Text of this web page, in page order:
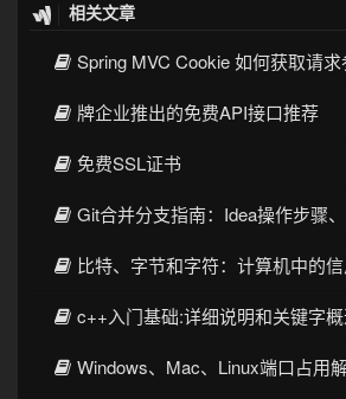
相关文章
Spring MVC Cookie 如何获取请
牌企业推出的免费API接口推荐
免费SSL证书
Git合并分支指南：Idea操作步骤、冲突解决和
比特、字节和字符：计算机中的信息单位和
c++入门基础:详细说明和关键字
Windows、Mac、Linux端口占用